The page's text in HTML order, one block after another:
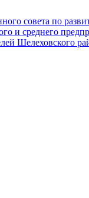
совета по
и среднего
Шелеховского